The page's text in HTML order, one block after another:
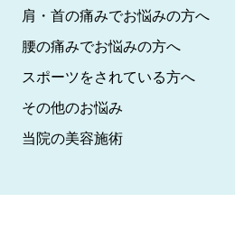
肩・首の痛みでお悩みの方へ
腰の痛みでお悩みの方へ
スポーツをされている方へ
その他のお悩み
当院の美容施術